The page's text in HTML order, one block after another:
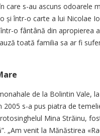
care s-au ascuns odoarele
și într-o carte a lui Nicolae
o fântână din apropierea
toată familia sa ar fi
de la Bolintin Vale,
2005 s-a pus piatra de
Mina Străinu,
„Am venit la Mănăstirea